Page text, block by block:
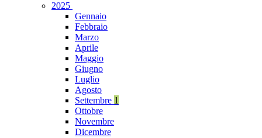
2025
Gennaio
Febbraio
Marzo
Aprile
Maggio
Giugno
Luglio
Agosto
Settembre 1
Ottobre
Novembre
Dicembre